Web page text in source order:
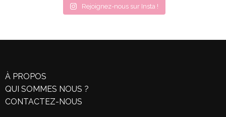
Rejoignez-nous sur Insta !
À PROPOS
QUI SOMMES NOUS ?
CONTACTEZ-NOUS